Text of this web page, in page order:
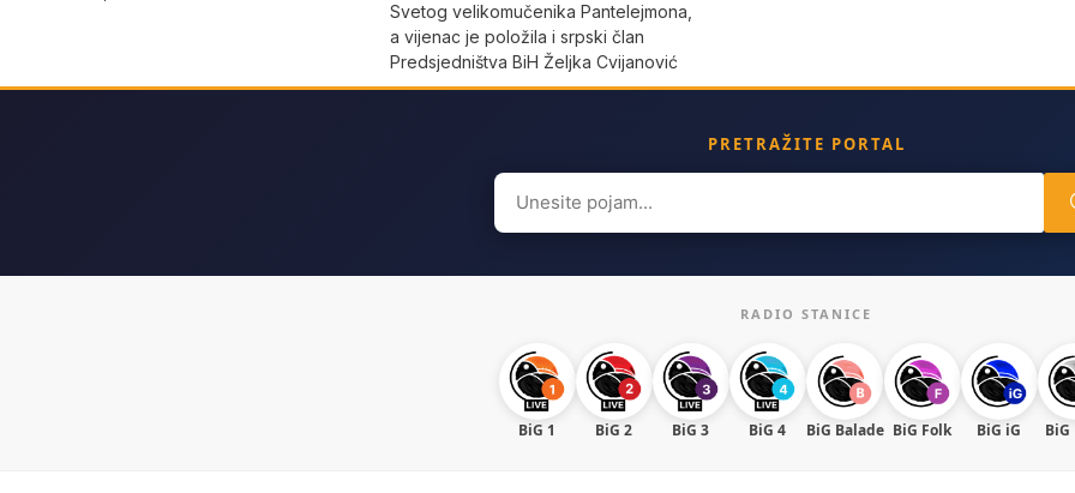
Svetog velikomučenika Pantelejmona,
a vijenac je položila i srpski član
Predsjedništva BiH Željka Cvijanović
PRETRAŽITE PORTAL
Search
for:
RADIO STANICE
BiG 1 BiG 2 BiG 3 BiG 4 BiG Balade BiG Folk BiG iG BiG